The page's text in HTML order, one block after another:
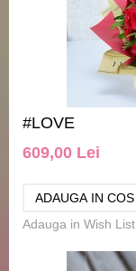
#LOVE
609,00 Lei
Adauga in Wish List